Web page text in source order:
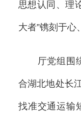
思想认同、理
大者”镌刻于心
厅党组围绕
合湖北地处长
找准交通运输